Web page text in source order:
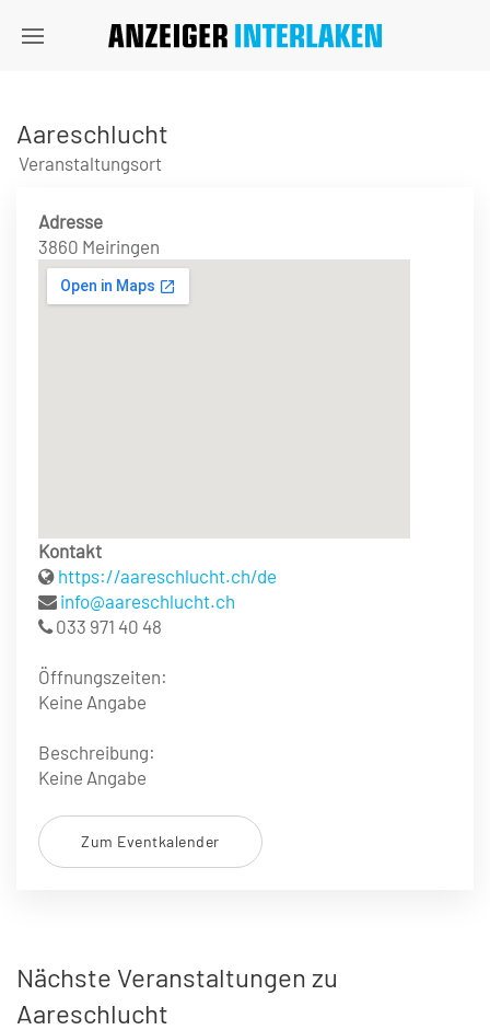
Aareschlucht
Veranstaltungsort
Adresse
3860 Meiringen
Kontakt
https://aareschlucht.ch/de
info@aareschlucht.ch
033 971 40 48
Öffnungszeiten:
Keine Angabe
Beschreibung:
Keine Angabe
Zum Eventkalender
Nächste Veranstaltungen zu
Aareschlucht